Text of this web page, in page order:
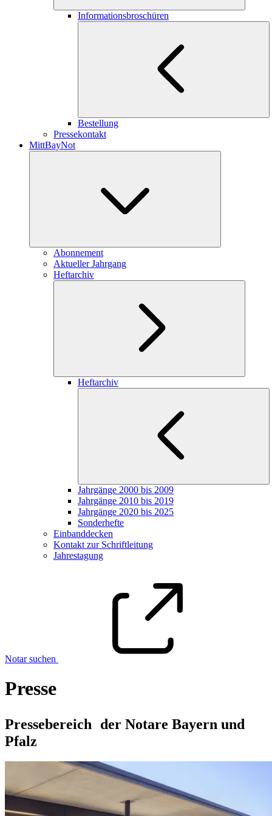
Informationsbroschüren
Bestellung
Pressekontakt
MittBayNot
Abonnement
Aktueller Jahrgang
Heftarchiv
Heftarchiv
Jahrgänge 2000 bis 2009
Jahrgänge 2010 bis 2019
Jahrgänge 2020 bis 2025
Sonderhefte
Einbanddecken
Kontakt zur Schriftleitung
Jahrestagung
Notar suchen
Presse
Pressebereich der Notare Bayern und
Pfalz